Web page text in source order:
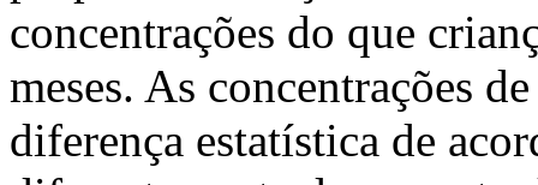
concentrações do que
meses. As concentrações
diferença estatística de